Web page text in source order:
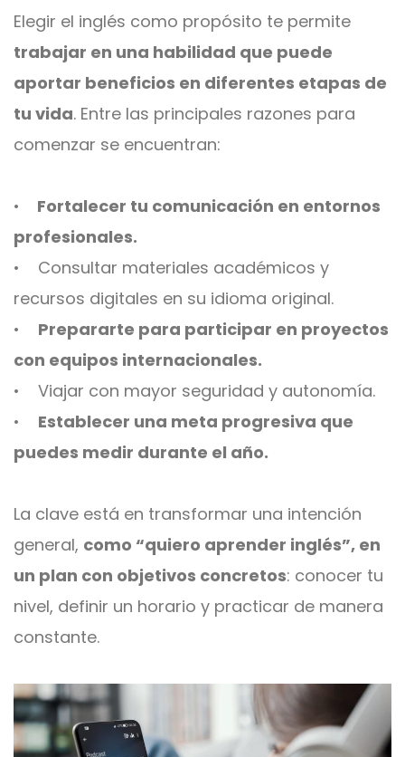
Elegir el inglés como propósito te permite
trabajar en una habilidad que puede
aportar beneficios en diferentes etapas de
tu vida. Entre las principales razones para
comenzar se encuentran:
•
Fortalecer tu comunicación en entornos
profesionales.
• Consultar materiales académicos y
recursos digitales en su idioma original.
• Prepararte para participar en proyectos
con equipos internacionales.
• Viajar con mayor seguridad y autonomía.
• Establecer una meta progresiva que
puedes medir durante el año.
La clave está en transformar una intención
general, como “quiero aprender inglés”, en
un plan con objetivos concretos: conocer tu
nivel, definir un horario y practicar de manera
constante.